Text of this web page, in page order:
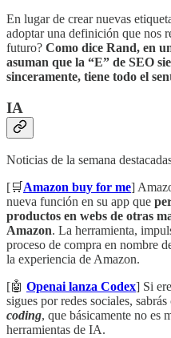
En lugar de crear nuevas
adoptar una definición que nos
futuro? Como dice Rand, en
asuman que la “E” de SEO
sinceramente, tiene todo el
IA
Noticias de la semana
[🛒Amazon buy for me]
nueva función en su app que
productos en webs de otras
Amazon. La herramienta,
proceso de compra en nombre
la experiencia de Amazon.
[🤖 Openai lanza Codex] Si
sigues por redes sociales,
coding, que básicamente no es
herramientas de IA.